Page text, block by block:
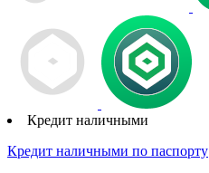
Кредит наличными
Кредит наличными по паспорту